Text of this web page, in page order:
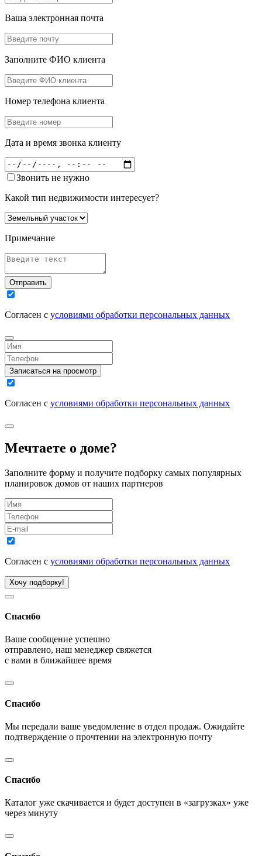
Ваша электронная почта
Заполните ФИО клиента
Номер телефона клиента
Дата и время звонка клиенту
Звонить не нужно
Какой тип недвижимости интересует?
Примечание
Отправить
Согласен с условиями обработки персональных данных
Записаться на просмотр
Согласен с условиями обработки персональных данных
Мечтаете о доме?
Заполните форму и получите подборку самых популярных
планировок домов от наших партнеров
Согласен с условиями обработки персональных данных
Хочу подборку!
Спасибо
Ваше сообщение успешно
отправлено, наш менеджер свяжется
с вами в ближайшее время
Спасибо
Мы передали ваше уведомление в отдел продаж. Ожидайте
подтверждение о прочтении на электронную почту
Спасибо
Каталог уже скачивается и будет доступен в «загрузках» уже
через минуту